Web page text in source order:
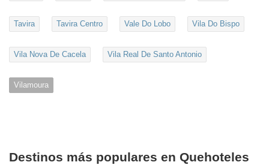
Tavira Tavira Centro Vale Do Lobo Vila Do Bispo
Vila Nova De Cacela Vila Real De Santo Antonio
Vilamoura
Destinos más populares en Quehoteles